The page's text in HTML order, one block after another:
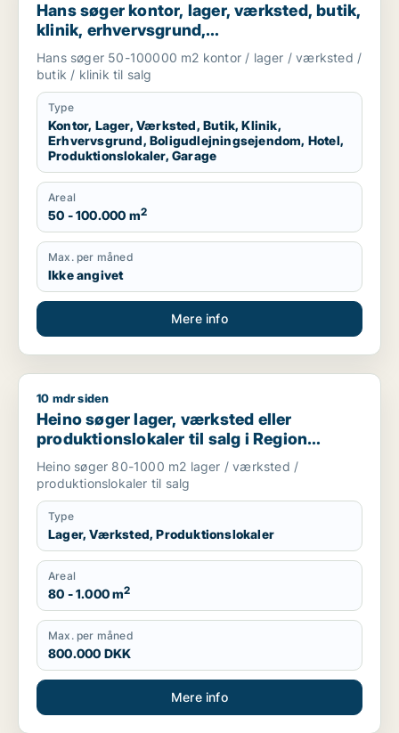
Hans søger kontor, lager, værksted, butik,
klinik, erhvervsgrund,
boligudlejningsejendom, hotel,
produktionslokaler eller garage til salg i
Region Sjælland
Hans søger 50-100000 m2 kontor / lager / værksted /
butik / klinik til salg
Type
Kontor, Lager, Værksted, Butik, Klinik,
Erhvervsgrund, Boligudlejningsejendom, Hotel,
Produktionslokaler, Garage
Areal
50 - 100.000 m2
Max. per måned
Ikke angivet
Mere info
Heino søger lager, værksted eller produktionslokaler til salg
10 mdr siden
Heino søger lager, værksted eller
produktionslokaler til salg i Region
Sjælland
Heino søger 80-1000 m2 lager / værksted /
produktionslokaler til salg
Type
Lager, Værksted, Produktionslokaler
Areal
80 - 1.000 m2
Max. per måned
800.000 DKK
Mere info